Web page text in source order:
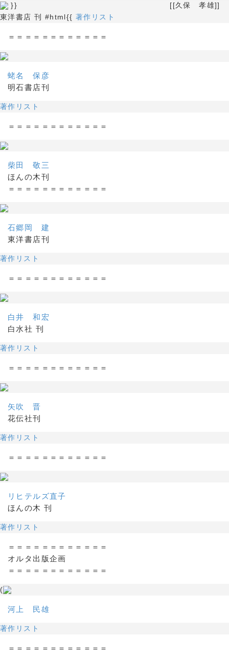
}} [[久保 孝雄]]
東洋書店 刊 #html{{ 著作リスト
＝＝＝＝＝＝＝＝＝＝＝＝
蛯名 保彦
明石書店刊
著作リスト
＝＝＝＝＝＝＝＝＝＝＝＝
柴田 敬三
ほんの木刊
＝＝＝＝＝＝＝＝＝＝＝＝
石郷岡 建
東洋書店刊
著作リスト
＝＝＝＝＝＝＝＝＝＝＝＝
白井 和宏
白水社 刊
著作リスト
＝＝＝＝＝＝＝＝＝＝＝＝
矢吹 晋
花伝社刊
著作リスト
＝＝＝＝＝＝＝＝＝＝＝＝
リヒテルズ直子
ほんの木 刊
著作リスト
＝＝＝＝＝＝＝＝＝＝＝＝
オルタ出版企画
＝＝＝＝＝＝＝＝＝＝＝＝
(
河上 民雄
著作リスト
＝＝＝＝＝＝＝＝＝＝＝＝